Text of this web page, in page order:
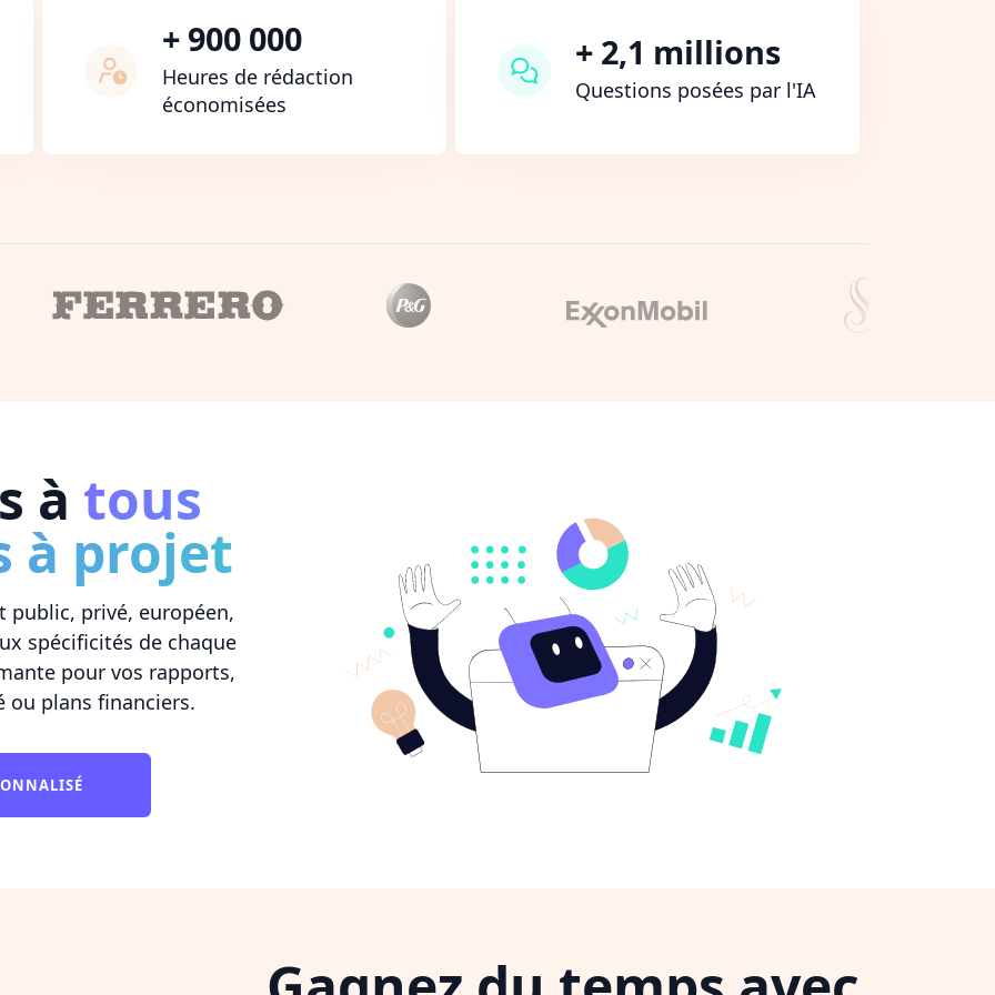
+ 900 000
Heures de rédaction
économisées
+ 2,1 millions
Questions posées par l'IA
à tous
à projet
public, privé, européen,
spécificités de chaque
pour vos rapports,
ou plans financiers.